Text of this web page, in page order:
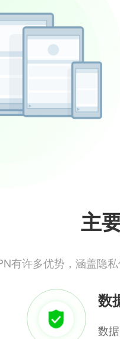
主
有许多优势，涵盖隐
数
数